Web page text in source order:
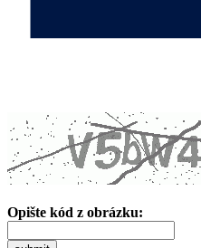
Opište kód z obrázku: